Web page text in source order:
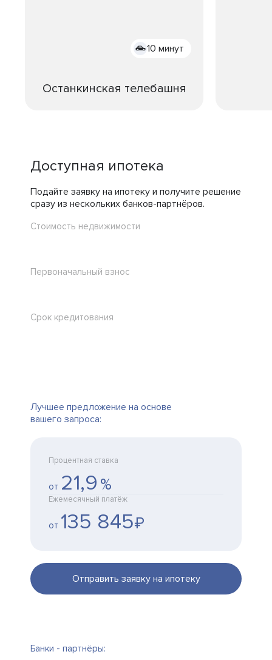
10 минут
Останкинская телебашня
Доступная ипотека
Подайте заявку на ипотеку и получите решение
сразу из нескольких банков-партнёров.
Стоимость недвижимости
Первоначальный взнос
Срок кредитования
Лучшее предложение на основе
вашего запроса:
Процентная ставка
от 21,9 %
Ежемесячный платёж
от 135 845₽
Отправить заявку на ипотеку
Банки - партнёры: